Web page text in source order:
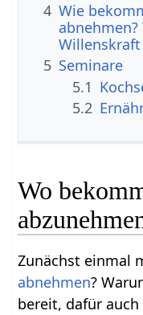
4 Wie
5 Seminare
5.1
5.2
Wo
Zunächst einmal
abnehmen?
bereit, dafür auch